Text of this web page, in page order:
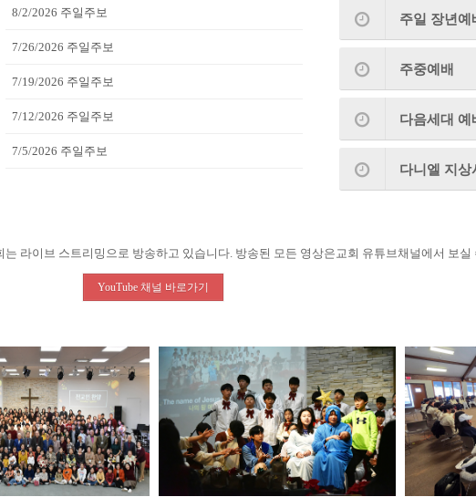
8/2/2026 주일주보
7/26/2026 주일주보
7/19/2026 주일주보
7/12/2026 주일주보
7/5/2026 주일주보
주일 장년예
주중예배
다음세대 예
다니엘 지상
라이브 스트리밍으로 방송하고 있습니다. 방송된 모든 영상은교회 유튜브채널에서 보실
YouTube 채널 바로가기